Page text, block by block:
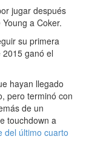
jugar después
a Coker.
su primera
ganó el
hayan llegado
pero terminó con
de un
touchdown a
del último cuarto